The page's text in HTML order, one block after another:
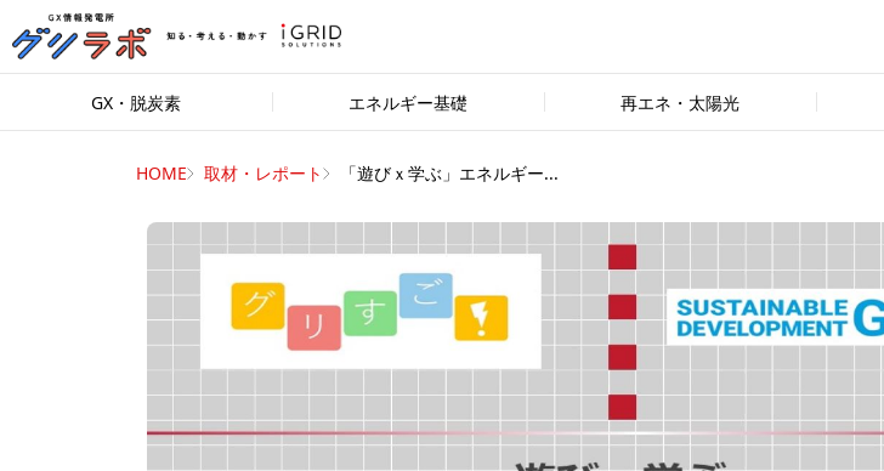
GX・脱炭素 エネルギー基礎 再エネ・太陽光
HOME 取材・レポート 「遊びｘ学ぶ」エネルギー...